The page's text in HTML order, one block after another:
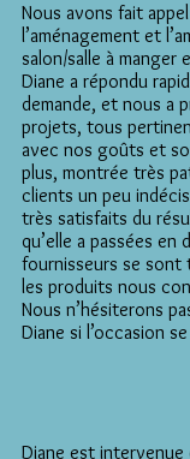
Nous avons fait
l’aménagement et
salon/salle à manger
Diane a répondu
demande, et nous a
projets, tous
avec nos goûts et
plus, montrée très
clients un peu
très satisfaits du
qu’elle a passées en
fournisseurs se sont
les produits nous
Nous n’hésiterons
Diane si l’occasion
Diane est intervenue